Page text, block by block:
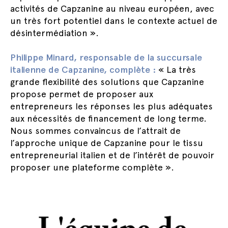
activités de Capzanine au niveau européen, avec
un très fort potentiel dans le contexte actuel de
désintermédiation ».
Philippe Minard, responsable de la succursale
italienne de Capzanine, complète : « La très
grande flexibilité des solutions que Capzanine
propose permet de proposer aux
entrepreneurs les réponses les plus adéquates
aux nécessités de financement de long terme.
Nous sommes convaincus de l’attrait de
l’approche unique de Capzanine pour le tissu
entrepreneurial italien et de l’intérêt de pouvoir
proposer une plateforme complète ».